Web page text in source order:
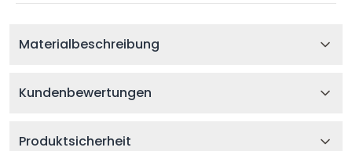
Materialbeschreibung
Kundenbewertungen
Produktsicherheit